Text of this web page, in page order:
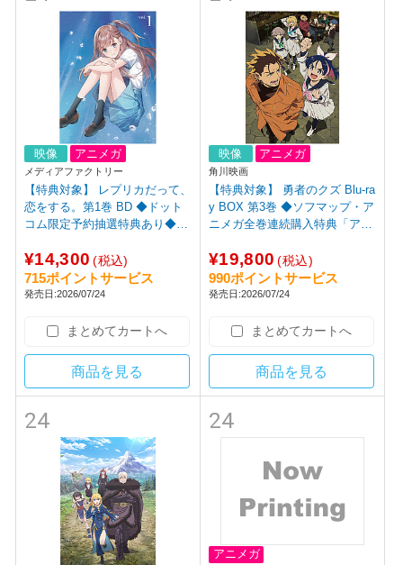
映像 アニメガ
メディアファクトリー
【特典対象】 レプリカだって、
恋をする。第1巻 BD ◆ドット
コム限定予約抽選特典あり◆ソ
入特典「アニメ描き下ろしイラ
スト使用全巻収納BOX」
¥14,300 (税込)
715ポイントサービス
発売日:2026/07/24
まとめてカートへ
商品を見る
映像 アニメガ
角川映画
【特典対象】 勇者のクズ Blu-ra
y BOX 第3巻 ◆ソフマップ・ア
ニメガ全巻連続購入特典「アニ
収納BOX」
¥19,800 (税込)
990ポイントサービス
発売日:2026/07/24
まとめてカートへ
商品を見る
24 24
アニメガ